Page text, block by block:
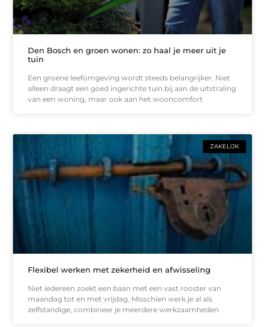
Den Bosch en groen wonen: zo haal je meer uit je
tuin
Een groene leefomgeving wordt steeds belangrijker. Niet
alleen draagt een goed ingerichte tuin bij aan de uitstraling
van een woning, maar ook aan het wooncomfort
ZAKELIJK
Flexibel werken met zekerheid en afwisseling
Niet iedereen zoekt een baan met een vast rooster van
maandag tot en met vrijdag. Misschien werk je al als
zelfstandige, combineer je meerdere werkzaamheden